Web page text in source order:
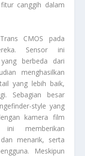
canggih dalam
CMOS pada
Sensor ini
berbeda dari
menghasilkan
yang lebih baik,
Sebagian besar
style yang
kamera film
ini memberikan
menarik, serta
Meskipun